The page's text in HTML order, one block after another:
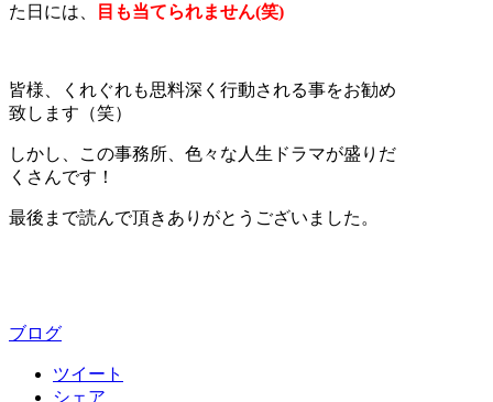
た日には、
目も当てられません(笑)
皆様、くれぐれも思料深く行動される事をお勧め
致します（笑）
しかし、この事務所、色々な人生ドラマが盛りだ
くさんです！
最後まで読んで頂きありがとうございました。
ブログ
ツイート
シェア